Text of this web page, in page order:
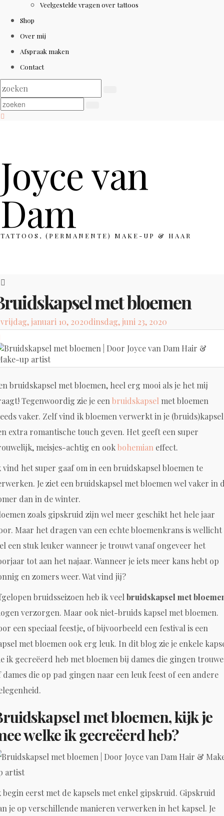
Veelgestelde vragen over tattoos
Shop
Over mij
Afspraak maken
Contact
Joyce van
Dam
TATTOOS, (PERMANENTE) MAKE-UP & HAAR
met bloemen
Posted
vrijdag, januari 10, 2020dinsdag, juni 23, 2020
bruidskapsel met bloemen, heel erg mooi als je het mij
Tegenwoordig zie je een bruidskapsel met bloemen
vaker. Zelf vind ik bloemen verwerkt in je (bruids)kapsel
extra romantische touch geven. Het geeft een super
meisjes-achtig en ookbohemian effect.
vind het super gaaf om in een bruidskapsel bloemen te
Je ziet een bruidskapsel met bloemen wel vaker in
dan in de winter.
zoals gipskruid zijn wel meer geschikt het hele jaar
Maar het dragen van een echte bloemenkrans is wellicht
een stuk leuker wanneer je trouwt vanaf ongeveer het
tot aan het najaar. Wanneer je iets meer kans hebt op
en zomers weer. Wat vind jij?
bruidsseizoen heb ik veel bruidskapsel met
verzorgen. Maar ook niet-bruids kapsel met bloemen.
een speciaal feestje, of bijvoorbeeld een festival is een
met bloemen ook erg leuk. In dit blog zie je enkele
ik gecreëerd heb met bloemen bij dames die gingen
dames die op pad gingen naar een leuk feest of een andere
met bloemen, kijk je
welke ik gecreëerd heb?
begin eerst met de kapsels met enkel gipskruid. Gipskruid
je op verschillende manieren verwerken in het kapsel. Je